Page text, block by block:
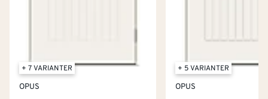
+ 7 VARIANTER
OPUS
+ 5 VARIANTER
OPUS